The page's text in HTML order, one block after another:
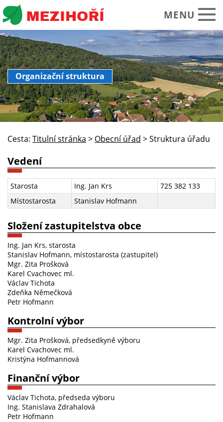
MENU
Obecní úřad
O obci Mezihoří
Historie Památky
Spolky sdružení
Okolí turistika
Kalendář akcí
Praktické informace
Foto video
Organizační struktura
Cesta: Titulní stránka > Obecní úřad >Struktura úřadu
Vedení
Starosta Ing. Jan Krs
725 382 133
Místostarosta
Stanislav Hofmann
Složení zastupitelstva obce
Ing. Jan Krs, starosta
Stanislav Hofmann, místostarosta (zastupitel)
Mgr. Zita Prošková
Karel Cvachovec ml.
Václav Tichota
Zdeňka Němečková
Petr Hofmann
Kontrolní výbor
Mgr. Zita Prošková, předsedkyně výboru
Karel Cvachovec ml.
Kristýna Hofmannová
Finanční výbor
Václav Tichota, předseda výboru
Ing. Stanislava Zdrahalová
Petr Hofmann